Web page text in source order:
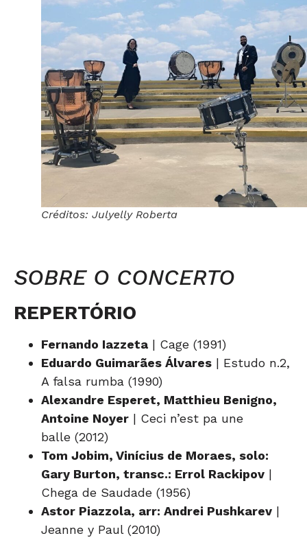
Créditos: Julyelly Roberta
SOBRE O CONCERTO
REPERTÓRIO
Fernando Iazzeta | Cage (1991)
Eduardo Guimarães Álvares | Estudo n.2,
A falsa rumba (1990)
Alexandre Esperet, Matthieu Benigno,
Antoine Noyer | Ceci n’est pa une
balle (2012)
Tom Jobim, Vinícius de Moraes, solo:
Gary Burton, transc.: Errol Rackipov |
Chega de Saudade (1956)
Astor Piazzola, arr: Andrei Pushkarev |
Jeanne y Paul (2010)